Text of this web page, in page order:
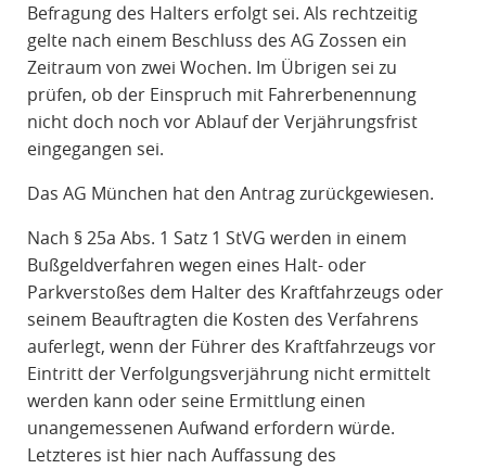
Befragung des Halters erfolgt sei. Als rechtzeitig
gelte nach einem Beschluss des AG Zossen ein
Zeitraum von zwei Wochen. Im Übrigen sei zu
prüfen, ob der Einspruch mit Fahrerbenennung
nicht doch noch vor Ablauf der Verjährungsfrist
eingegangen sei.
Das AG München hat den Antrag zurückgewiesen.
Nach § 25a Abs. 1 Satz 1 StVG werden in einem
Bußgeldverfahren wegen eines Halt- oder
Parkverstoßes dem Halter des Kraftfahrzeugs oder
seinem Beauftragten die Kosten des Verfahrens
auferlegt, wenn der Führer des Kraftfahrzeugs vor
Eintritt der Verfolgungsverjährung nicht ermittelt
werden kann oder seine Ermittlung einen
unangemessenen Aufwand erfordern würde.
Letzteres ist hier nach Auffassung des